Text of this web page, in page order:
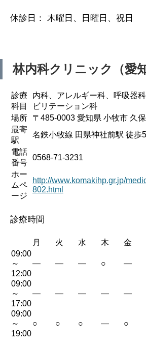
休診日： 木曜日、日曜日、祝日
林内科クリニック（愛
診療
科目
内科、アレルギー科、呼吸器
ビリテーション科
場所
〒485-0003 愛知県 小牧市 久
最寄
駅
名鉄小牧線 田県神社前駅 徒歩
電話
番号
0568-71-3231
ホー
ムペ
ージ
http://www.komakihp.gr.jp/
802.html
診療時間
月 火 水 木 金
09:00
～
12:00
— — — ○ —
09:00
～
17:00
— — — — —
09:00
～
19:00
○ ○ ○ — ○